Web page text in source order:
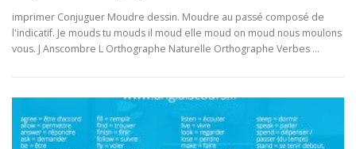
imprimer Conjuguer Moudre dessin. Moudre au passé composé de
l'indicatif. Je mouds tu mouds il moud elle moud on moud nous moulons
vous. J Anscombre L Orthographe Naturelle Orthographe Verbes …